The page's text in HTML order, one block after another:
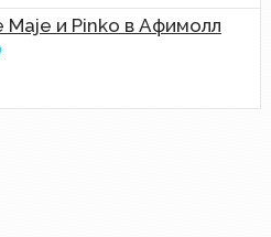
и Pinko в Афимолл